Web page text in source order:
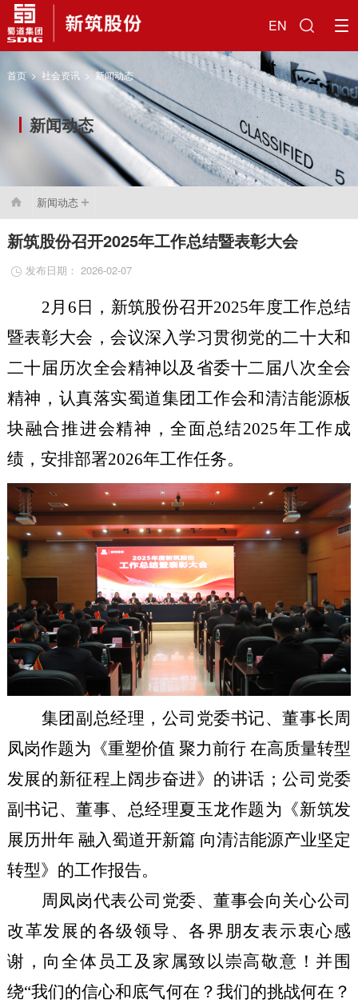
EN
首页> 社会资讯 >新闻动态
新闻动态
 新闻动态
新筑股份召开2025年工作总结暨表彰大会
 发布日期： 2026-02-07
2月6日，新筑股份召开2025年度工作总结
暨表彰大会，会议深入学习贯彻党的二十大和
二十届历次全会精神以及省委十二届八次全会
精神，认真落实蜀道集团工作会和清洁能源板
块融合推进会精神，全面总结2025年工作成
绩，安排部署2026年工作任务。
集团副总经理，公司党委书记、董事长周
凤岗作题为《重塑价值 聚力前行 在高质量转型
发展的新征程上阔步奋进》的讲话；公司党委
副书记、董事、总经理夏玉龙作题为《新筑发
展历卅年 融入蜀道开新篇 向清洁能源产业坚定
转型》的工作报告。
周凤岗代表公司党委、董事会向关心公司
改革发展的各级领导、各界朋友表示衷心感
谢，向全体员工及家属致以崇高敬意！并围
绕“我们的信心和底气何在？我们的挑战何在？